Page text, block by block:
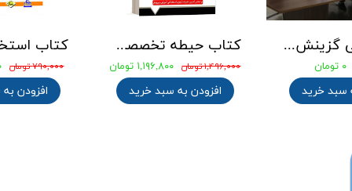
۷۹۰,۰۰۰ تومان
افزودن
کتاب حیطه تخصصی آزمون استخدامی آموزگار ابتدایی انتشارات آرسا
۱,۴۹۶,۰۰۰ تومان ۱,۱۹۶,۸۰۰ تومان
افزودن به سبد خرید
جزوه طلایی گزینش استخدامی
۰ تومان
سبد خرید